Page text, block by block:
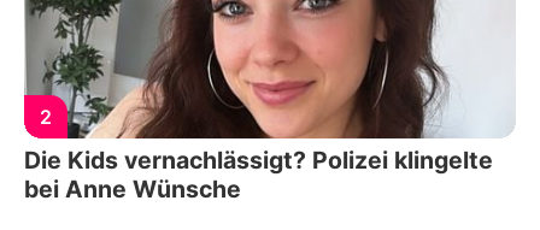
2
Die Kids vernachlässigt? Polizei klingelte
bei Anne Wünsche